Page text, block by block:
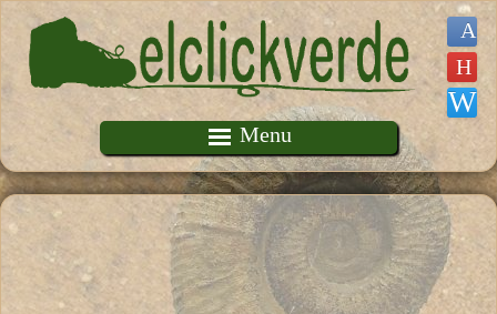
Pasar al contenido principal
Menu